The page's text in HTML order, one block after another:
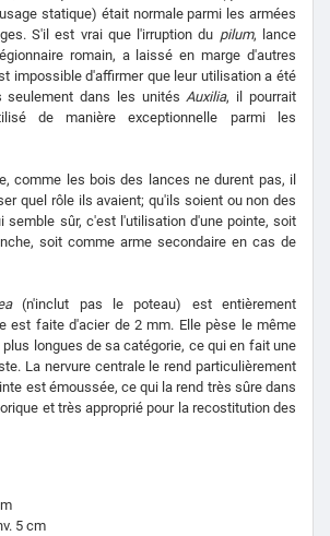
statique) était normale parmi les armées
S'il est vrai que l'irruption du pilum, lance
romain, a laissé en marge d'autres
impossible d'affirmer que leur utilisation a été
seulement dans les unitésAuxilia, il pourrait
de manière exceptionnelle parmi les
comme les bois des lances ne durent pas, il
quel rôle ils avaient; qu'ils soient ou non des
semble sûr, c'est l'utilisation d'une pointe, soit
soit comme arme secondaire en cas de
(n'inclut pas le poteau) est entièrement
est faite d'acier de 2 mm. Elle pèse le même
longues de sa catégorie, ce qui en fait une
La nervure centrale le rend particulièrement
est émoussée, ce qui la rend très sûre dans
et très approprié pour la recostitution des
5 cm